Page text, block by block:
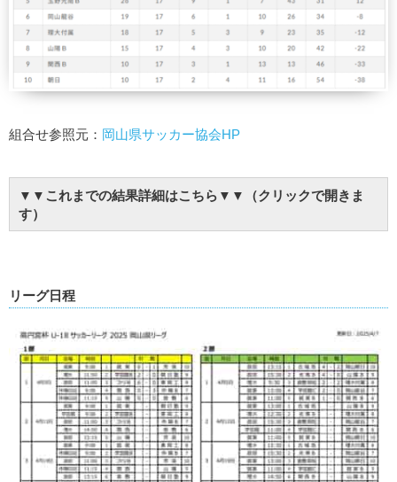
組合せ参照元： 岡山県サッカー協会HP
▼▼これまでの結果詳細はこちら▼▼（クリックで開きま
す）
リーグ日程